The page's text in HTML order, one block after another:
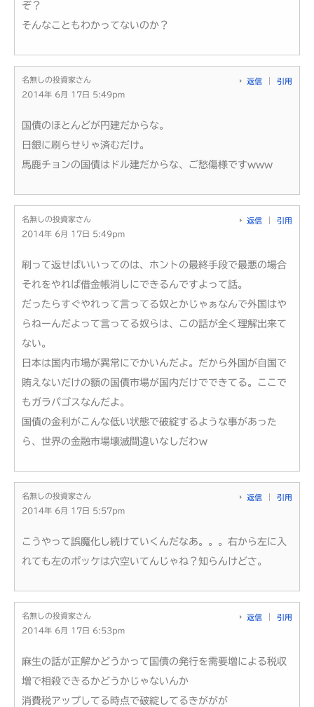
ぞ？
そんなこともわかってないのか？
名無しの投資家さん
2014年 6月 17日 5:49pm
返信 引用
国債のほとんどが円建だからな。
日銀に刷らせりゃ済むだけ。
馬鹿チョンの国債はドル建だからな、ご愁傷様ですwww
名無しの投資家さん
2014年 6月 17日 5:49pm
返信 引用
刷って返せばいいってのは、ホントの最終手段で最悪の場合
それをやれば借金帳消しにできるんですよって話。
だったらすぐやれって言ってる奴とかじゃぁなんで外国はや
らねーんだよって言ってる奴らは、この話が全く理解出来て
ない。
日本は国内市場が異常にでかいんだよ。だから外国が自国で
賄えないだけの額の国債市場が国内だけでできてる。ここで
もガラパゴスなんだよ。
国債の金利がこんな低い状態で破綻するような事があった
ら、世界の金融市場壊滅間違いなしだわｗ
名無しの投資家さん
2014年 6月 17日 5:57pm
返信 引用
こうやって誤魔化し続けていくんだなあ。。。右から左に入
れても左のポッケは穴空いてんじゃね？知らんけどさ。
名無しの投資家さん
2014年 6月 17日 6:53pm
返信 引用
麻生の話が正解かどうかって国債の発行を需要増による税収
増で相殺できるかどうかじゃないんか
消費税アップしてる時点で破綻してるきががが